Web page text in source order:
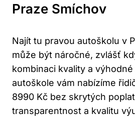
Praze Smíchov
Najít tu pravou autoškolu v
může být náročné, zvlášť
kombinaci kvality a
autoškole vám nabízíme
8990 Kč bez skrytých
transparentnost a kvalitu